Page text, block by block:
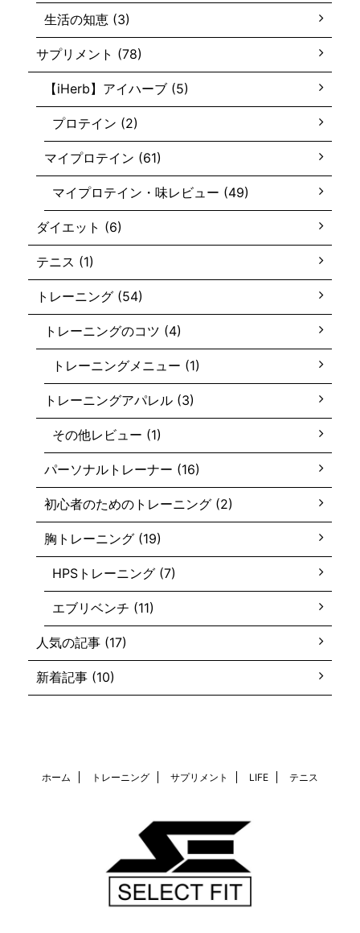
生活の知恵 (3)
サプリメント (78)
【iHerb】アイハーブ (5)
プロテイン (2)
マイプロテイン (61)
マイプロテイン・味レビュー (49)
ダイエット (6)
テニス (1)
トレーニング (54)
トレーニングのコツ (4)
トレーニングメニュー (1)
トレーニングアパレル (3)
その他レビュー (1)
パーソナルトレーナー (16)
初心者のためのトレーニング (2)
胸トレーニング (19)
HPSトレーニング (7)
エブリベンチ (11)
人気の記事 (17)
新着記事 (10)
ホーム トレーニング サプリメント LIFE テニス